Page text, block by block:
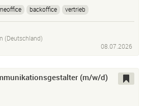
backoffice
vertrieb
Lifestyle
Backoffice-Support
Prozessmanagement
(Deutschland)
08.07.2026
(m/w/d)